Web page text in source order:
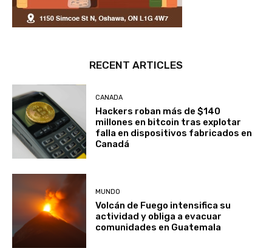
RECENT ARTICLES
CANADA
Hackers roban más de $140
millones en bitcoin tras explotar
falla en dispositivos fabricados en
Canadá
MUNDO
Volcán de Fuego intensifica su
actividad y obliga a evacuar
comunidades en Guatemala